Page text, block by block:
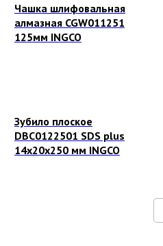
Чашка шлифовальная
алмазная CGW011251
125мм INGCO
Зубило плоское
DBC0122501 SDS plus
14х20х250 мм INGCO